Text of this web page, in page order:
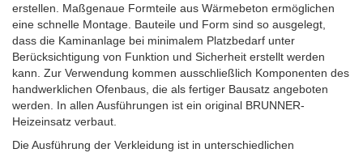
erstellen. Maßgenaue Formteile aus Wärmebeton ermöglichen
eine schnelle Montage. Bauteile und Form sind so ausgelegt,
dass die Kaminanlage bei minimalem Platzbedarf unter
Berücksichtigung von Funktion und Sicherheit erstellt werden
kann. Zur Verwendung kommen ausschließlich Komponenten des
handwerklichen Ofenbaus, die als fertiger Bausatz angeboten
werden. In allen Ausführungen ist ein original BRUNNER-
Heizeinsatz verbaut.
Die Ausführung der Verkleidung ist in unterschiedlichen